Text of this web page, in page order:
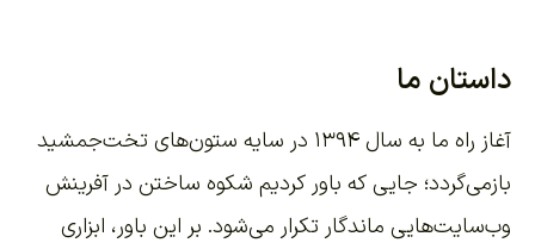
داستان ما
آغاز راه ما به سال ۱۳۹۴ در سایه ستون‌های تخت‌جمشید
بازمی‌گردد؛ جایی که باور کردیم شکوه ساختن در آفرینش
وب‌سایت‌هایی ماندگار تکرار می‌شود. بر این باور، ابزاری